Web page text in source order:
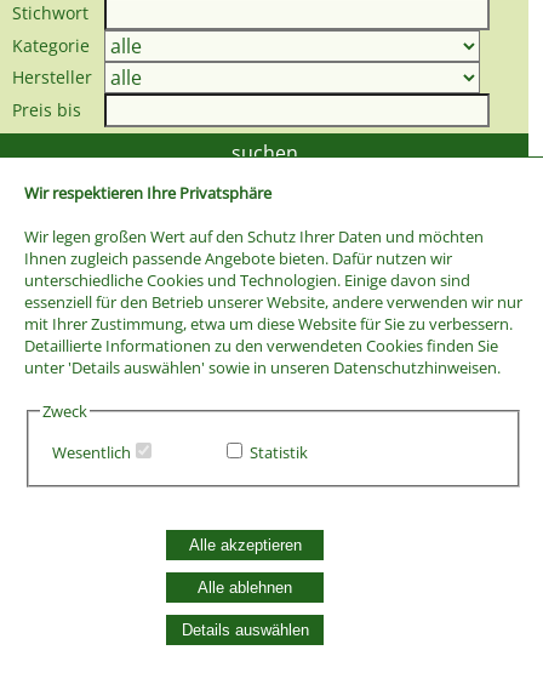
Wir respektieren Ihre Privatsphäre
Wir legen großen Wert auf den Schutz Ihrer Daten und möchten
Ihnen zugleich passende Angebote bieten. Dafür nutzen wir
unterschiedliche Cookies und Technologien. Einige davon sind
essenziell für den Betrieb unserer Website, andere verwenden wir nur
mit Ihrer Zustimmung, etwa um diese Website für Sie zu verbessern.
Detaillierte Informationen zu den verwendeten Cookies finden Sie
unter 'Details auswählen' sowie in unseren Datenschutzhinweisen.
Zweck
Wesentlich
Statistik
Alle akzeptieren
Alle ablehnen
Details auswählen
Stichwort
Kategorie
Hersteller
Preis bis
AGB
Vertrag widerrufen
Datenschutzerklärung
Zahlung und Versand
Batterieentsorgung
Widerruf Cookie-Einwilligung